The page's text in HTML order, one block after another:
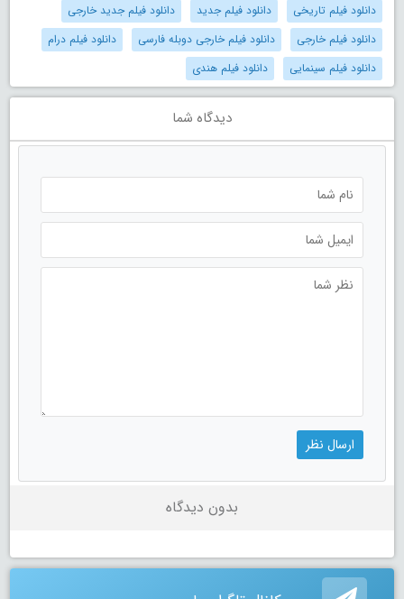
دانلود فیلم تاریخی
دانلود فیلم جدید
دانلود فیلم جدید خارجی
دانلود فیلم خارجی
دانلود فیلم خارجی دوبله فارسی
دانلود فیلم درام
دانلود فیلم سینمایی
دانلود فیلم هندی
دیدگاه شما
بدون دیدگاه